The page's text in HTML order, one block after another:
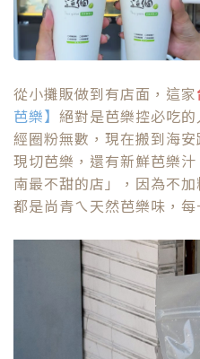
從小攤販做到有店面，這家
芭樂】 絕對是芭樂控必吃
經圈粉無數，現在搬到海
現切芭樂，還有新鮮芭樂
南最不甜的店」，因為不
都是尚青ㄟ天然芭樂味，